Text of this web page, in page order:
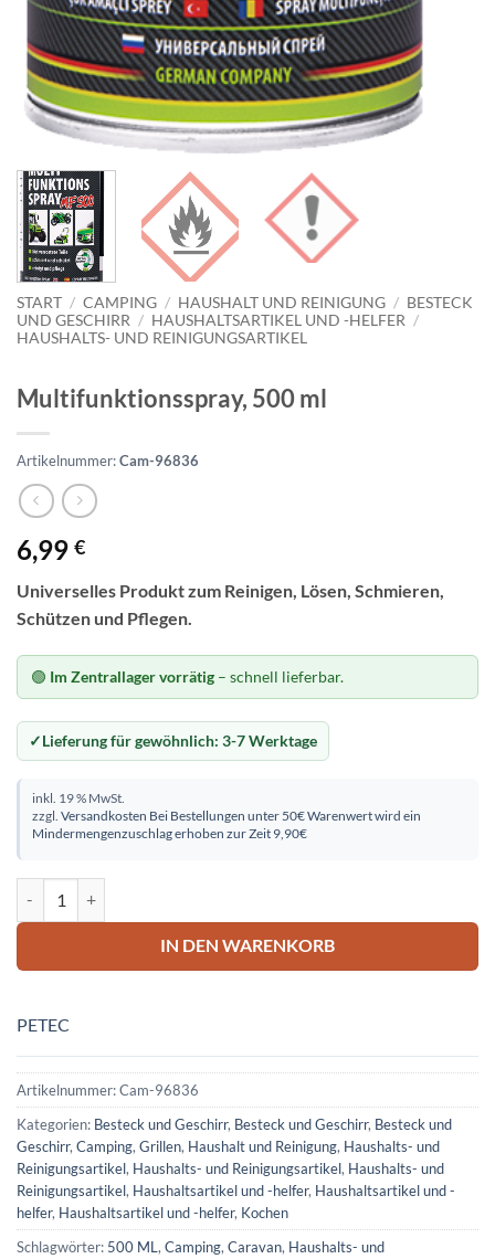
START / CAMPING / HAUSHALT UND REINIGUNG / BESTECK
UND GESCHIRR / HAUSHALTSARTIKEL UND -HELFER /
HAUSHALTS- UND REINIGUNGSARTIKEL
Multifunktionsspray, 500 ml
Artikelnummer:Cam-96836
6,99 €
Universelles Produkt zum Reinigen, Lösen, Schmieren,
Schützen und Pflegen.
🟢 Im Zentrallager vorrätig – schnell lieferbar.
Lieferung für gewöhnlich: 3-7 Werktage
inkl. 19 % MwSt.
zzgl. Versandkosten Bei Bestellungen unter 50€ Warenwert wird ein
Mindermengenzuschlag erhoben zur Zeit 9,90€
IN DEN WARENKORB
PETEC
Artikelnummer:Cam-96836
Kategorien: Besteck und Geschirr, Besteck und Geschirr, Besteck und
Geschirr, Camping, Grillen, Haushalt und Reinigung, Haushalts- und
Reinigungsartikel, Haushalts- und Reinigungsartikel, Haushalts- und
Reinigungsartikel, Haushaltsartikel und -helfer, Haushaltsartikel und -
helfer, Haushaltsartikel und -helfer, Kochen
Schlagwörter: 500 ML, Camping, Caravan, Haushalts- und